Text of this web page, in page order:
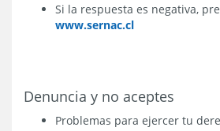
Si la respuesta es negativa,
www.sernac.cl
Denuncia y no aceptes
Problemas para ejercer tu